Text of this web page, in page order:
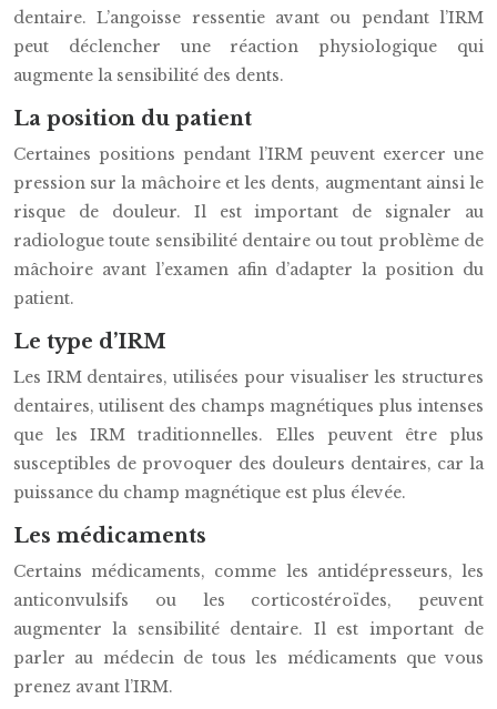
dentaire. L’angoisse ressentie avant ou pendant l’IRM
peut déclencher une réaction physiologique qui
augmente la sensibilité des dents.
La position du patient
Certaines positions pendant l’IRM peuvent exercer une
pression sur la mâchoire et les dents, augmentant ainsi le
risque de douleur. Il est important de signaler au
radiologue toute sensibilité dentaire ou tout problème de
mâchoire avant l’examen afin d’adapter la position du
patient.
Le type d’IRM
Les IRM dentaires, utilisées pour visualiser les structures
dentaires, utilisent des champs magnétiques plus intenses
que les IRM traditionnelles. Elles peuvent être plus
susceptibles de provoquer des douleurs dentaires, car la
puissance du champ magnétique est plus élevée.
Les médicaments
Certains médicaments, comme les antidépresseurs, les
anticonvulsifs ou les corticostéroïdes, peuvent
augmenter la sensibilité dentaire. Il est important de
parler au médecin de tous les médicaments que vous
prenez avant l’IRM.